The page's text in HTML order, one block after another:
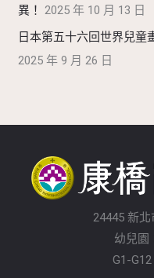
異！ 2025 年 10 月 13 日
日本第五十六回世界兒童
2025 年 9 月 26 日
24445 新
幼兒園
G1-